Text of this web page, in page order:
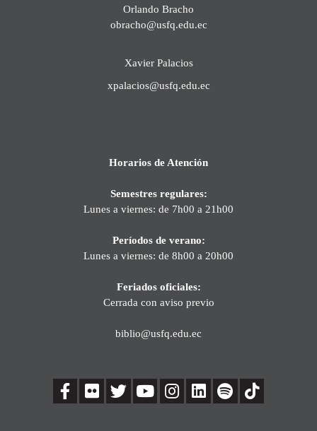
Orlando Bracho
obracho@usfq.edu.ec
Xavier Palacios
xpalacios@usfq.edu.ec
Horarios de Atención
Semestres regulares:
Lunes a viernes: de 7h00 a 21h00
Períodos de verano:
Lunes a viernes: de 8h00 a 20h00
Feriados oficiales:
Cerrada con aviso previo
biblio@usfq.edu.ec